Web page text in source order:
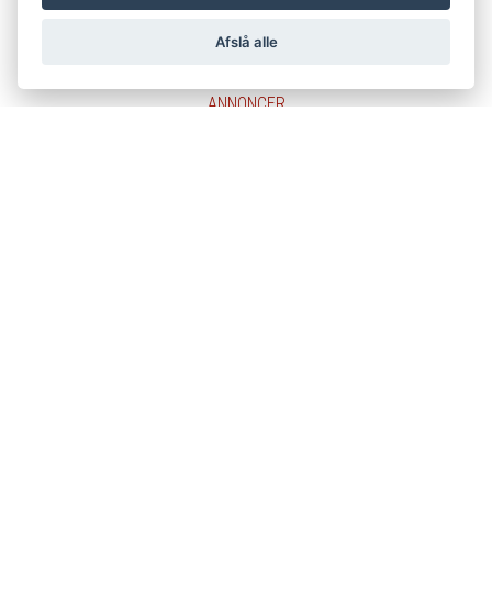
ANNONCER
Afslå alle